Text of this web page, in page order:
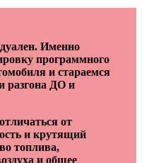
Именно
программного
и стараемся
разгона ДО и
от
и крутящий
топлива,
и общее